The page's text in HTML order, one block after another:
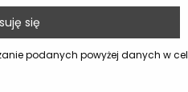
podanych powyżej danych w